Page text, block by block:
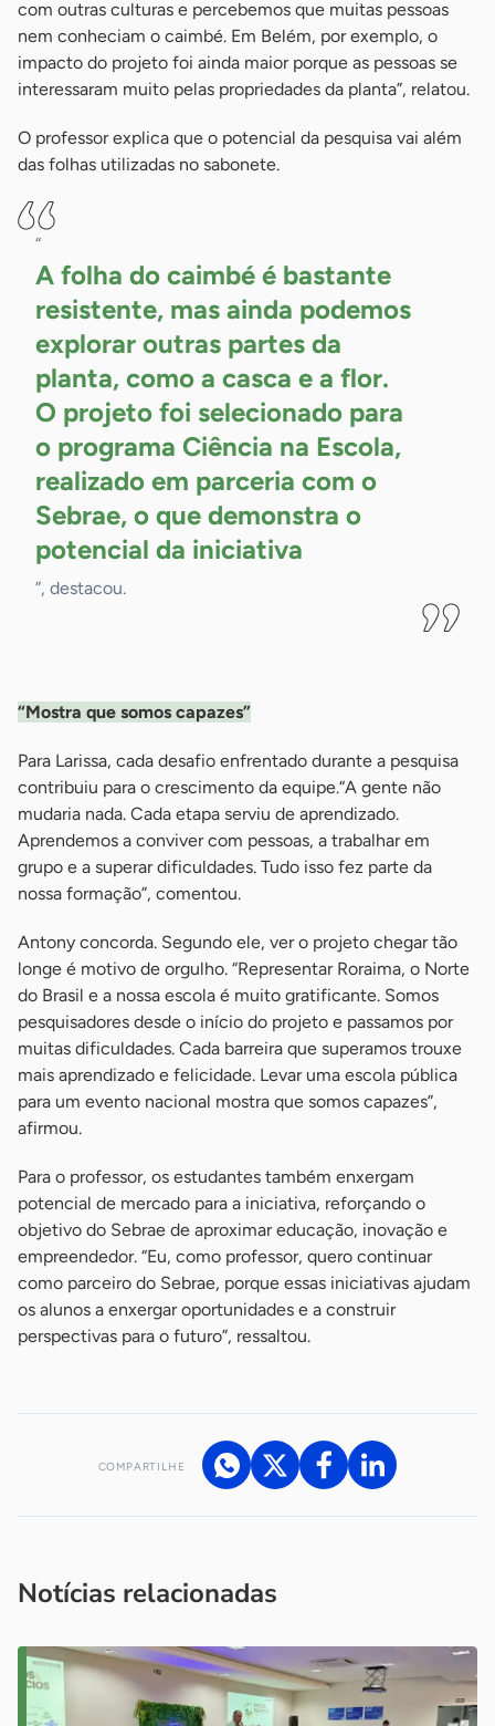
com outras culturas e percebemos que muitas pessoas
nem conheciam o caimbé. Em Belém, por exemplo, o
impacto do projeto foi ainda maior porque as pessoas se
interessaram muito pelas propriedades da planta”, relatou.
O professor explica que o potencial da pesquisa vai além
das folhas utilizadas no sabonete.
“
A folha do caimbé é bastante
resistente, mas ainda podemos
explorar outras partes da
planta, como a casca e a flor.
O projeto foi selecionado para
o programa Ciência na Escola,
realizado em parceria com o
Sebrae, o que demonstra o
potencial da iniciativa
”, destacou.
“Mostra que somos capazes”
Para Larissa, cada desafio enfrentado durante a pesquisa
contribuiu para o crescimento da equipe.“A gente não
mudaria nada. Cada etapa serviu de aprendizado.
Aprendemos a conviver com pessoas, a trabalhar em
grupo e a superar dificuldades. Tudo isso fez parte da
nossa formação”, comentou.
Antony concorda. Segundo ele, ver o projeto chegar tão
longe é motivo de orgulho. “Representar Roraima, o Norte
do Brasil e a nossa escola é muito gratificante. Somos
pesquisadores desde o início do projeto e passamos por
muitas dificuldades. Cada barreira que superamos trouxe
mais aprendizado e felicidade. Levar uma escola pública
para um evento nacional mostra que somos capazes”,
afirmou.
Para o professor, os estudantes também enxergam
potencial de mercado para a iniciativa, reforçando o
objetivo do Sebrae de aproximar educação, inovação e
empreendedor. “Eu, como professor, quero continuar
como parceiro do Sebrae, porque essas iniciativas ajudam
os alunos a enxergar oportunidades e a construir
perspectivas para o futuro”, ressaltou.
COMPARTILHE
Notícias relacionadas